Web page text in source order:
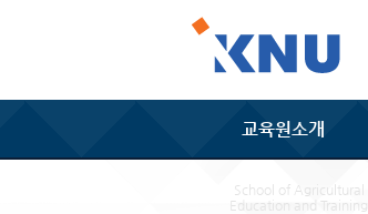
교육원소개
School of Agricultural
Education and Training